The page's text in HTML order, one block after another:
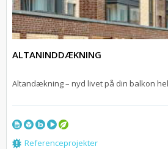
ALTANINDDÆKNING
Altandækning – nyd livet på din balkon
Referenceprojekter